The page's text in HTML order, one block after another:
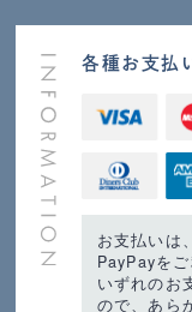
各種お支払
お支払いは
PayPayを
いずれのお
ので、あら